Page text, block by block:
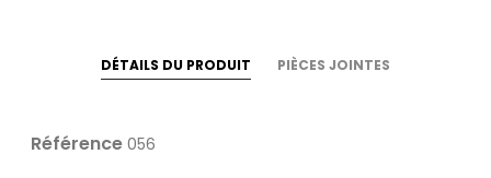
DÉTAILS DU PRODUIT PIÈCES JOINTES
Référence 056